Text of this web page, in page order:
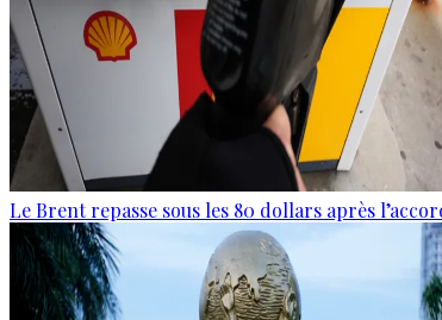
Le Brent repasse sous les 80 dollars après